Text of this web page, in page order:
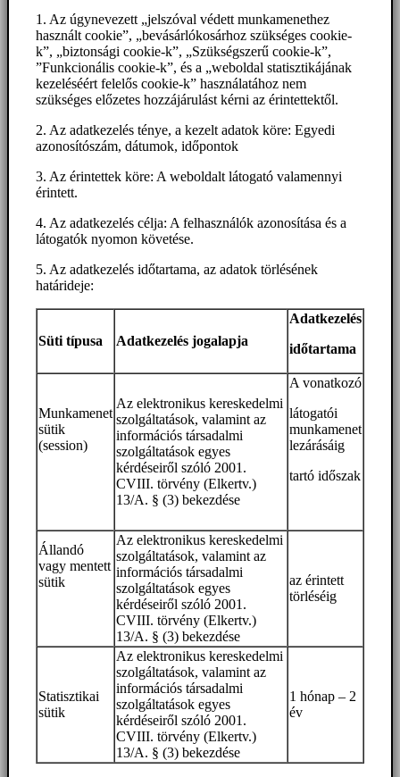
1. Az úgynevezett „jelszóval védett munkamenethez
használt cookie”, „bevásárlókosárhoz szükséges cookie-
k”, „biztonsági cookie-k”, „Szükségszerű cookie-k”,
”Funkcionális cookie-k”, és a „weboldal statisztikájának
kezeléséért felelős cookie-k” használatához nem
szükséges előzetes hozzájárulást kérni az érintettektől.
2. Az adatkezelés ténye, a kezelt adatok köre: Egyedi
azonosítószám, dátumok, időpontok
3. Az érintettek köre: A weboldalt látogató valamennyi
érintett.
4. Az adatkezelés célja: A felhasználók azonosítása és a
látogatók nyomon követése.
5. Az adatkezelés időtartama, az adatok törlésének
határideje:
Süti típusa Adatkezelés jogalapja
Adatkezelés
időtartama
Munkamenet
sütik
(session)
Az elektronikus kereskedelmi
szolgáltatások, valamint az
információs társadalmi
szolgáltatások egyes
kérdéseiről szóló 2001.
CVIII. törvény (Elkertv.)
13/A. § (3) bekezdése
A vonatkozó
látogatói
munkamenet
lezárásáig
tartó időszak
Állandó
vagy mentett
sütik
Az elektronikus kereskedelmi
szolgáltatások, valamint az
információs társadalmi
szolgáltatások egyes
kérdéseiről szóló 2001.
CVIII. törvény (Elkertv.)
13/A. § (3) bekezdése
az érintett
törléséig
Statisztikai
sütik
Az elektronikus kereskedelmi
szolgáltatások, valamint az
információs társadalmi
szolgáltatások egyes
kérdéseiről szóló 2001.
CVIII. törvény (Elkertv.)
13/A. § (3) bekezdése
1 hónap – 2
év